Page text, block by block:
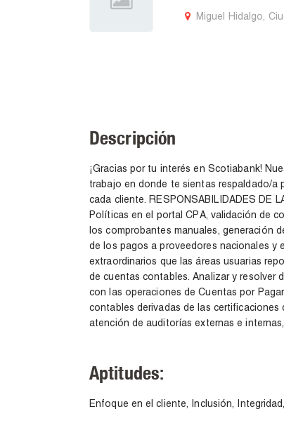
Miguel Hidalgo,
Descripción
¡Gracias por tu interés en Scotiabank!
trabajo en donde te sientas respaldado/a
cada cliente. RESPONSABILIDADES DE
Políticas en el portal CPA, validación de
los comprobantes manuales, generación
de los pagos a proveedores nacionales y
extraordinarios que las áreas usuarias
de cuentas contables. Analizar y resolver
con las operaciones de Cuentas por
contables derivadas de las
atención de auditorías externas e
Aptitudes:
Enfoque en el cliente, Inclusión,